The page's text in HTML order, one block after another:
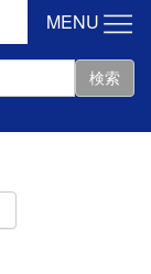
MENU